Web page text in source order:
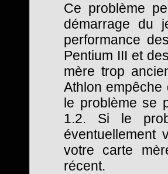
Ce problème
démarrage du
performance
Pentium III et
mère trop
Athlon
le problème se
1.2. Si le
éventuellement
votre carte
récent.